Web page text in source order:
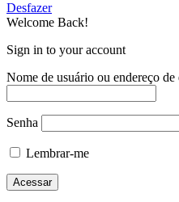
Desfazer
Welcome Back!
Sign in to your account
Nome de usuário ou endereço de
Senha
Lembrar-me